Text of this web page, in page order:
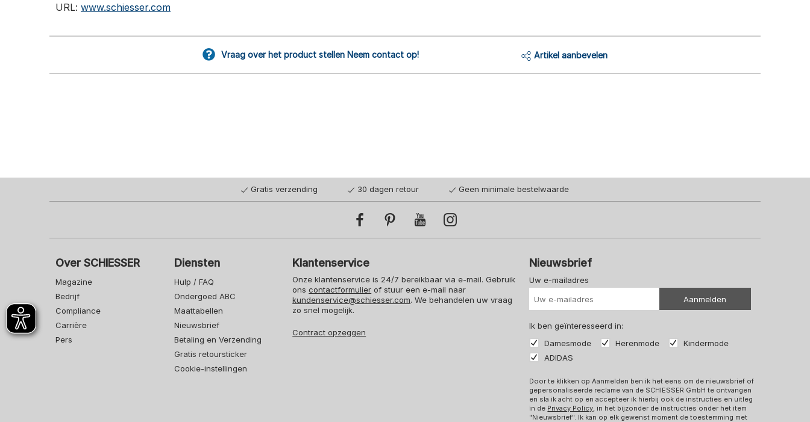
URL: www.schiesser.com
Vraag over het product stellen Neem contact op! Artikel aanbevelen
Gratis verzending 30 dagen retour Geen minimale bestelwaarde
Over SCHIESSER
Magazine
Bedrijf
Compliance
Carrière
Pers
Diensten
Hulp / FAQ
Ondergoed ABC
Maattabellen
Nieuwsbrief
Betaling en Verzending
Gratis retoursticker
Cookie-instellingen
Klantenservice
Onze klantenservice is 24/7 bereikbaar via e-mail. Gebruik
onscontactformulier of stuur een e-mail naar
kundenservice@schiesser.com. We behandelen uw vraag
zo snel mogelijk.
Contract opzeggen
Nieuwsbrief
Uw e-mailadres
Aanmelden
Ik ben geïnteresseerd in:
Damesmode
Herenmode
Kindermode
ADIDAS
Door te klikken op Aanmelden ben ik het eens om de nieuwsbrief of
gepersonaliseerde reclame van de SCHIESSER GmbH te ontvangen
en sla ik acht op en accepteer ik hierbij ook de instructies en uitleg
in de Privacy Policy, in het bijzonder de instructies onder het item
"Nieuwsbrief". Ik kan op elk gewenst moment de toestemming met